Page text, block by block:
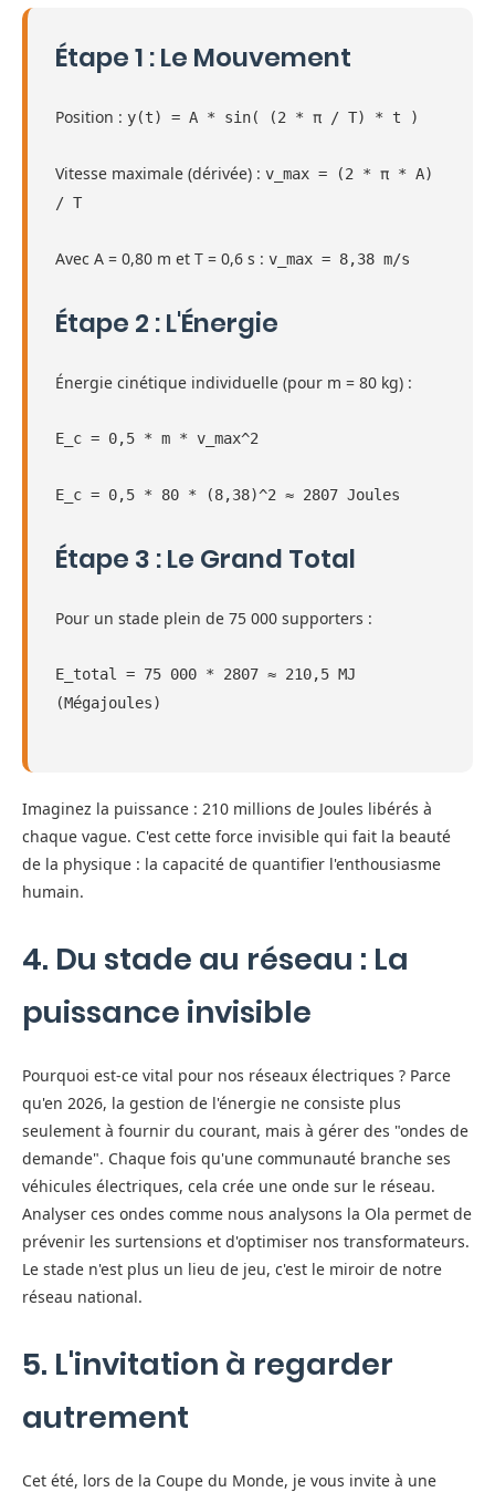
Étape 1 : Le Mouvement
Position : y(t) = A * sin( (2 * π / T) * t )
Vitesse maximale (dérivée) : v_max = (2 * π * A)
/ T
Avec A = 0,80 m et T = 0,6 s : v_max = 8,38 m/s
Étape 2 : L'Énergie
Énergie cinétique individuelle (pour m = 80 kg) :
E_c = 0,5 * m * v_max^2
E_c = 0,5 * 80 * (8,38)^2 ≈ 2807 Joules
Étape 3 : Le Grand Total
Pour un stade plein de 75 000 supporters :
E_total = 75 000 * 2807 ≈ 210,5 MJ
(Mégajoules)
Imaginez la puissance : 210 millions de Joules libérés à
chaque vague. C'est cette force invisible qui fait la beauté
de la physique : la capacité de quantifier l'enthousiasme
humain.
4. Du stade au réseau : La
puissance invisible
Pourquoi est-ce vital pour nos réseaux électriques ? Parce
qu'en 2026, la gestion de l'énergie ne consiste plus
seulement à fournir du courant, mais à gérer des "ondes de
demande". Chaque fois qu'une communauté branche ses
véhicules électriques, cela crée une onde sur le réseau.
Analyser ces ondes comme nous analysons la Ola permet de
prévenir les surtensions et d'optimiser nos transformateurs.
Le stade n'est plus un lieu de jeu, c'est le miroir de notre
réseau national.
5. L'invitation à regarder
autrement
Cet été, lors de la Coupe du Monde, je vous invite à une